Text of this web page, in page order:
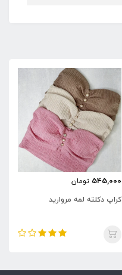
545,000 تومان
کراپ دکلته لمه مروارید